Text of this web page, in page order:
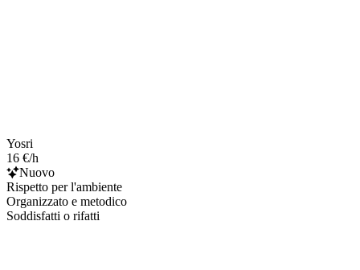
Yosri
16 €/h
Nuovo
Rispetto per l'ambiente
Organizzato e metodico
Soddisfatti o rifatti